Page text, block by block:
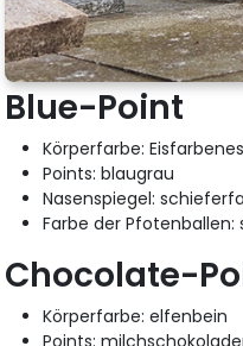
Blue-Point
Körperfarbe:
Points: blaugrau
Nasenspiegel:
Farbe der
Chocolate-
Körperfarbe: elfenbein